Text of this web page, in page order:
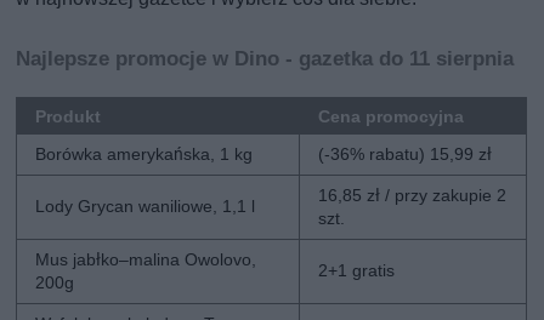
Najlepsze promocje w Dino - gazetka do 11 sierpnia
Produkt
Cena promocyjna
Borówka amerykańska, 1 kg
(-36% rabatu) 15,99 zł
Lody Grycan waniliowe, 1,1 l
16,85 zł / przy zakupie 2
szt.
Mus jabłko–malina Owolovo,
200g
2+1 gratis